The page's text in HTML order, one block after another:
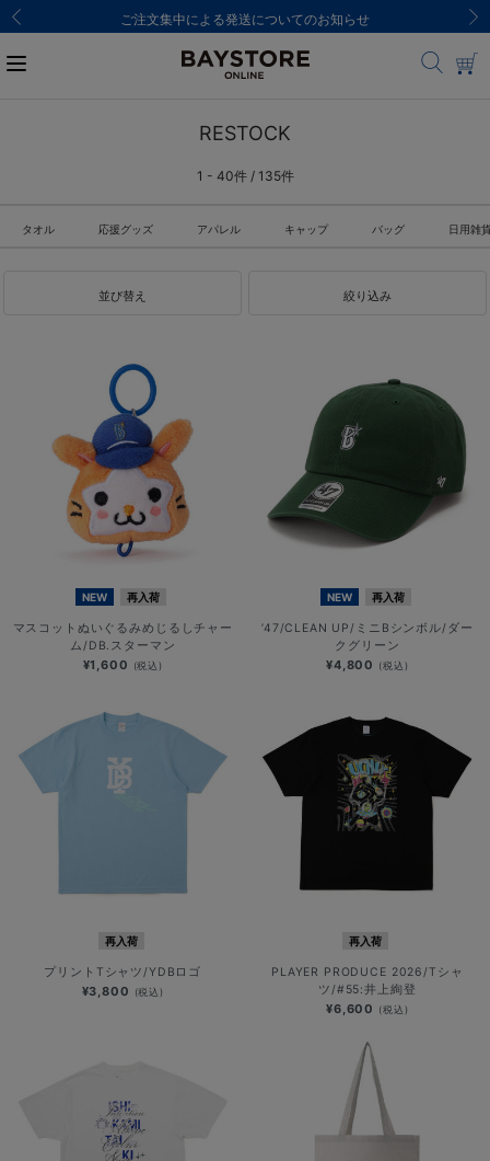
ご注文集中による発送についてのお知らせ
RESTOCK
1 - 40件 / 135件
タオル 応援グッズ アパレル キャップ バッグ 日用雑
並び替え 絞り込み
NEW 再入荷
マスコットぬいぐるみめじるしチャー
ム/DB.スターマン
¥1,600 (税込)
NEW 再入荷
’47/CLEAN UP/ミニBシンボル/ダー
クグリーン
¥4,800 (税込)
再入荷
プリントTシャツ/YDBロゴ
¥3,800 (税込)
再入荷
PLAYER PRODUCE 2026/Tシャ
ツ/#55:井上絢登
¥6,600 (税込)